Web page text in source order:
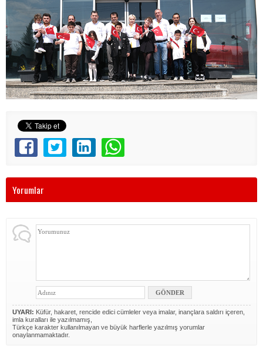
Yorumlar
UYARI: Küfür, hakaret, rencide edici cümleler veya imalar, inançlara saldırı içeren,
imla kuralları ile yazılmamış,
Türkçe karakter kullanılmayan ve büyük harflerle yazılmış yorumlar
onaylanmamaktadır.